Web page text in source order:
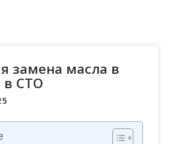
замена масла в
в СТО